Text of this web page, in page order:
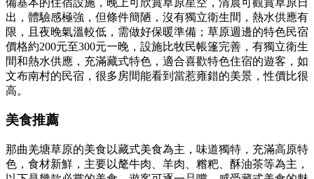
出，體驗感極強，但條件簡陋，沒有獨立衛生間，熱水供應有
限，且夜晚氣溫較低，需做好保暖準備；草原週邊的特色民宿
價格約200元至300元一晚，設施比牧民帳篷完善，有獨立衛生
間和熱水供應，充滿藏式特色，適合喜歡特色住宿的遊客，如
文布南村的民宿，很多房間能看到當惹雍錯的美景，性價比很
高。
美食推薦
那曲羌塘草原的美食以藏式美食為主，味道獨特，充滿高原特
色，食材新鮮，主要以氂牛肉、羊肉、糌粑、酥油茶等為主，